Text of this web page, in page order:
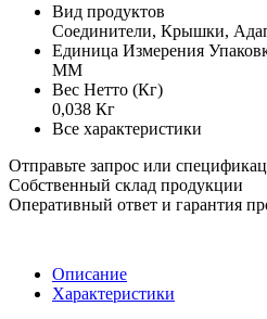
Вид продуктов
Соединители, Крышки,
Единица Измерения
MM
Вес Нетто (Кг)
0,038 Кг
Все характеристики
Отправьте запрос или
Собственный склад продукции
Оперативный ответ и гарантия
Описание
Характеристики